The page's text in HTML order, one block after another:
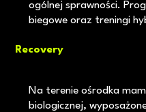
ogólnej sprawności.
biegowe oraz treningi
Recovery
Na terenie ośrodka
biologicznej,